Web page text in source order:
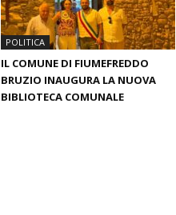
POLITICA
IL COMUNE DI FIUMEFREDDO
BRUZIO INAUGURA LA NUOVA
BIBLIOTECA COMUNALE